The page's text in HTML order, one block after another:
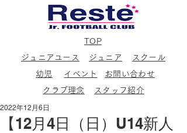
TOP
ジュニアユース
ジュニア
スクール
幼児
イベント
お問い合わせ
クラブ理念
スタッフ紹介
【12月4日（日）U14新人
2022年12月6日